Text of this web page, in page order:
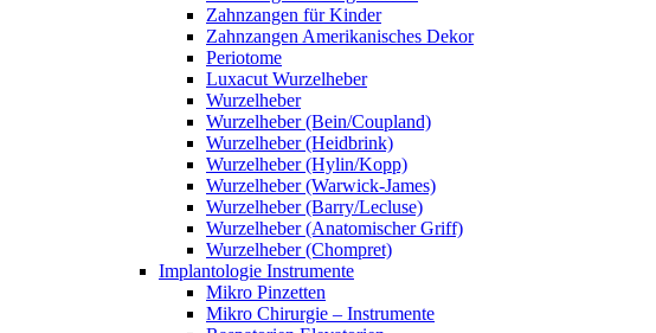
Zahnzangen für Kinder
Zahnzangen Amerikanisches Dekor
Periotome
Luxacut Wurzelheber
Wurzelheber
Wurzelheber (Bein/Coupland)
Wurzelheber (Heidbrink)
Wurzelheber (Hylin/Kopp)
Wurzelheber (Warwick-James)
Wurzelheber (Barry/Lecluse)
Wurzelheber (Anatomischer Griff)
Wurzelheber (Chompret)
Implantologie Instrumente
Mikro Pinzetten
Mikro Chirurgie – Instrumente